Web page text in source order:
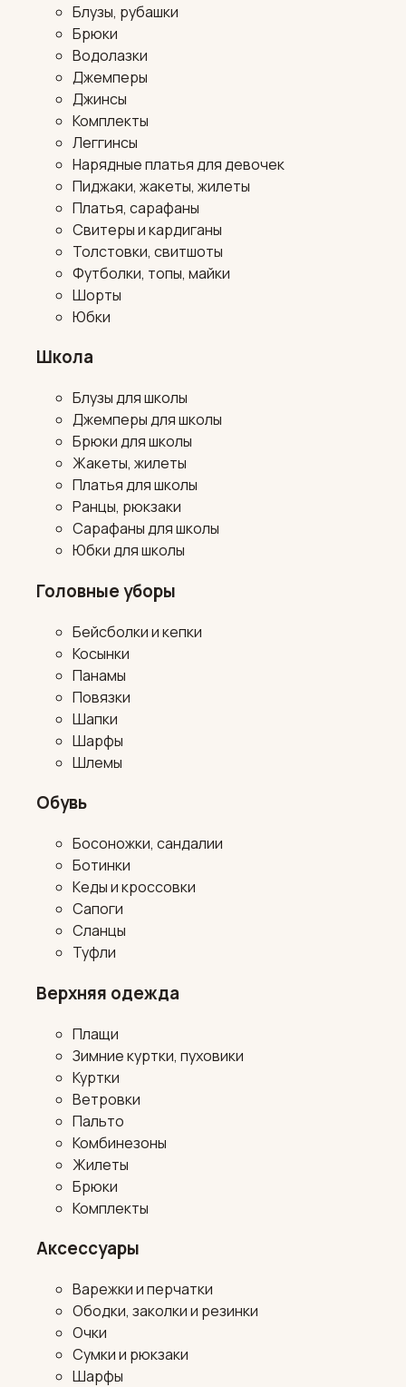
Блузы, рубашки
Брюки
Водолазки
Джемперы
Джинсы
Комплекты
Леггинсы
Нарядные платья для девочек
Пиджаки, жакеты, жилеты
Платья, сарафаны
Свитеры и кардиганы
Толстовки, свитшоты
Футболки, топы, майки
Шорты
Юбки
Школа
Блузы для школы
Джемперы для школы
Брюки для школы
Жакеты, жилеты
Платья для школы
Ранцы, рюкзаки
Сарафаны для школы
Юбки для школы
Головные уборы
Бейсболки и кепки
Косынки
Панамы
Повязки
Шапки
Шарфы
Шлемы
Обувь
Босоножки, сандалии
Ботинки
Кеды и кроссовки
Сапоги
Сланцы
Туфли
Верхняя одежда
Плащи
Зимние куртки, пуховики
Куртки
Ветровки
Пальто
Комбинезоны
Жилеты
Брюки
Комплекты
Аксессуары
Варежки и перчатки
Ободки, заколки и резинки
Очки
Сумки и рюкзаки
Шарфы